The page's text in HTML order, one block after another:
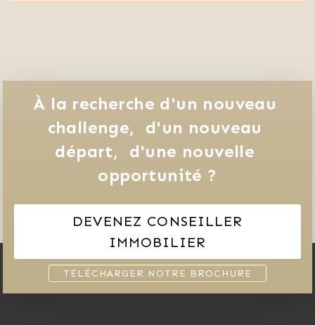
À la recherche d'un nouveau
challenge,
d'un nouveau
départ,
d'une nouvelle
opportunité ?
DEVENEZ CONSEILLER
IMMOBILIER
TÉLÉCHARGER NOTRE BROCHURE